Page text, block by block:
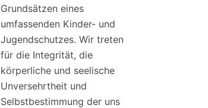
Grundsätzen eines
umfassenden Kinder- und
Jugendschutzes. Wir treten
für die Integrität, die
körperliche und seelische
Unversehrtheit und
Selbstbestimmung der uns